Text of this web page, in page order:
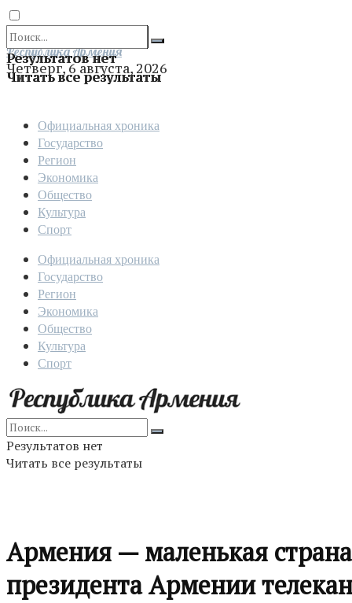
Результатов нет
Читать все результаты
Отправить
Республика Армения
Четверг, 6 августа, 2026
Официальная хроника
Государство
Регион
Экономика
Общество
Культура
Спорт
Официальная хроника
Государство
Регион
Экономика
Общество
Культура
Спорт
Результатов нет
Читать все результаты
Армения — маленькая
президента Армении